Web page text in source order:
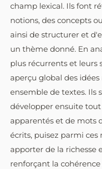
champ lexical. Ils font
notions, des concepts
ainsi de structurer et
un thème donné. En
plus récurrents et leurs
aperçu global des
ensemble de textes. Ils
développer ensuite
apparentés et de mots
écrits, puisez parmi
apporter de la richesse
renforçant la